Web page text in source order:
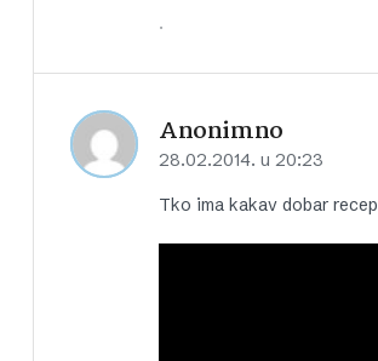
.
Anonimno
28.02.2014. u 20:23
Tko ima kakav dobar